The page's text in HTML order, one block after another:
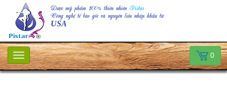
Dược mỹ phẩm 100% thiên nhiên Pistar
Công nghệ tế bào gốc và nguyên liệu nhập khẩu từ
USA
Toggle
navigation
0